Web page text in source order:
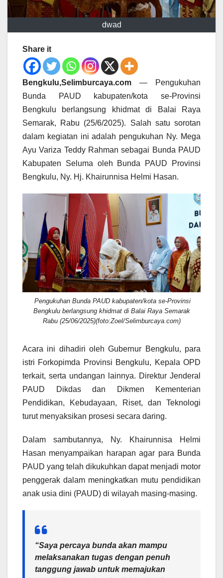
dwad
Share it
Bengkulu,Selimburcaya.com — Pengukuhan
Bunda PAUD kabupaten/kota se-Provinsi
Bengkulu berlangsung khidmat di Balai Raya
Semarak, Rabu (25/6/2025). Salah satu sorotan
dalam kegiatan ini adalah pengukuhan Ny. Mega
Ayu Variza Teddy Rahman sebagai Bunda PAUD
Kabupaten Seluma oleh Bunda PAUD Provinsi
Bengkulu, Ny. Hj. Khairunnisa Helmi Hasan.
Pengukuhan Bunda PAUD kabupaten/kota se-Provinsi
Bengkulu berlangsung khidmat di Balai Raya Semarak
Rabu (25/06/2025)(foto:Zoel/Selimburcaya.com)
Acara ini dihadiri oleh Gubernur Bengkulu, para
istri Forkopimda Provinsi Bengkulu, Kepala OPD
terkait, serta undangan lainnya. Direktur Jenderal
PAUD Dikdas dan Dikmen Kementerian
Pendidikan, Kebudayaan, Riset, dan Teknologi
turut menyaksikan prosesi secara daring.
Dalam sambutannya, Ny. Khairunnisa Helmi
Hasan menyampaikan harapan agar para Bunda
PAUD yang telah dikukuhkan dapat menjadi motor
penggerak dalam meningkatkan mutu pendidikan
anak usia dini (PAUD) di wilayah masing-masing.
“Saya percaya bunda akan mampu
melaksanakan tugas dengan penuh
tanggung jawab untuk memajukan